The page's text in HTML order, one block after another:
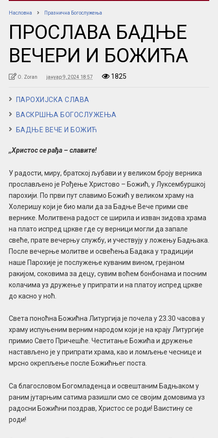
Насловна Празнична Богослужења
ПРОСЛАВА БАДЊЕ
ВЕЧЕРИ И БОЖИЋА
O. Zoran јануар 9, 2024 18:57 1825
ПАРОХИЈСКА СЛАВА
ВАСКРШЊА БОГОСЛУЖЕЊА
БАДЊЕ ВЕЧЕ И БОЖИЋ
,,Христос се рађа – славите!
У радости, миру, братској љубави и у великом броју верника
прослављено је Рођење Христово – Божић, у Луксембуршкој
парохији. По први пут славимо Божић у великом храму на
Холеришу који је био мали да за Бадње Вече прими све
вернике. Молитвена радост се ширила и изван зидова храма
на плато испред цркве где су верници могли да запале
свеће, прате вечерњу службу, и учествују у ложењу Бадњака.
После вечерње молитве и освећења Бадака у традицији
наше Парохије је послужење куваним вином, грејаном
ракијом, соковима за децу, сувим воћем бонбонама и посним
колачима уз дружење у припрати и на платоу испред цркве
до касно у ноћ.
Света поноћна Божићна Литургија је почела у 23.30 часова у
храму испуњеним верним народом који је на крају Литургије
примио Свето Причешће. Честитање Божића и дружење
настављено је у припрати храма, као и ломљење чеснице и
мрсно окрепљење после Божићњег поста.
Са благословом Богомладенца и освештаним Бадњаком у
раним јутарњим сатима разишли смо се својим домовима уз
радосни Божићни поздрав, Христос се роди! Ваистину се
роди!